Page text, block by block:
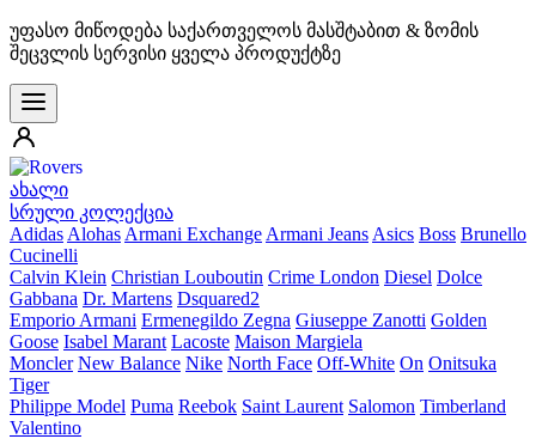
უფასო მიწოდება საქართველოს მასშტაბით & ზომის
შეცვლის სერვისი ყველა პროდუქტზე
ახალი
სრული კოლექცია
Adidas Alohas Armani Exchange Armani Jeans Asics Boss Brunello
Cucinelli
Calvin Klein Christian Louboutin Crime London Diesel Dolce
Gabbana Dr. Martens Dsquared2
Emporio Armani Ermenegildo Zegna Giuseppe Zanotti Golden
Goose Isabel Marant Lacoste Maison Margiela
Moncler New Balance Nike North Face Off-White On Onitsuka
Tiger
Philippe Model Puma Reebok Saint Laurent Salomon Timberland
Valentino